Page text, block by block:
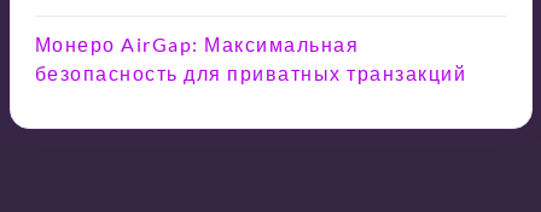
Монеро AirGap: Максимальная
безопасность для приватных транзакций